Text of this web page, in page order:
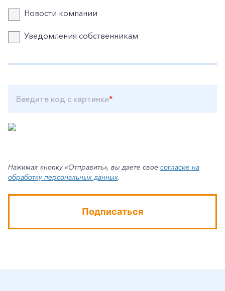
+7-800-700-24-57
Частным клиентам
Новости компании
Уведомления собственникам
Введите код с картинки*
Нажимая кнопку «Отправить», вы даете свое согласие на
обработку персональных данных.
Подписаться